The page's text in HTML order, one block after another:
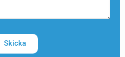
Skicka